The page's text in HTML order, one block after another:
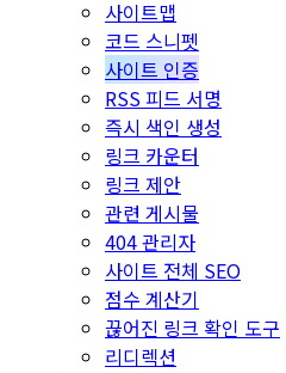
사이트맵
코드 스니펫
사이트 인증
RSS 피드 서명
즉시 색인 생성
링크 카운터
링크 제안
관련 게시물
404 관리자
사이트 전체 SEO
점수 계산기
끊어진 링크 확인 도구
리디렉션